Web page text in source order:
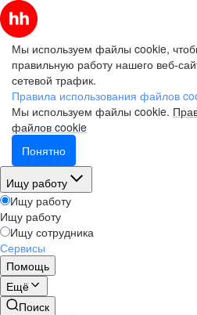
Мы используем файлы cookie,
правильную работу нашего веб-
сетевой трафик.
Правила использования файлов
Мы используем файлы cookie.
файлов cookie
Понятно
Ищу работу
Ищу работу
Ищу работу
Ищу сотрудника
Сервисы
Помощь
Ещё
Поиск